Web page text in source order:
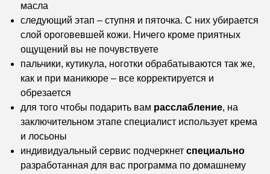
масла
следующий этап – ступня и пяточка. С них убирается
слой ороговевшей кожи. Ничего кроме приятных
ощущений вы не почувствуете
пальчики, кутикула, ноготки обрабатываются так же,
как и при маникюре – все корректируется и
обрезается
для того чтобы подарить вам расслабление, на
заключительном этапе специалист использует крема
и лосьоны
индивидуальный сервис подчеркнет специально
разработанная для вас программа по домашнему